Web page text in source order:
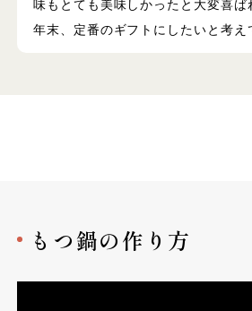
味もとても美味しかったと大変喜ば
年末、定番のギフトにしたいと考え
もつ鍋の作り方